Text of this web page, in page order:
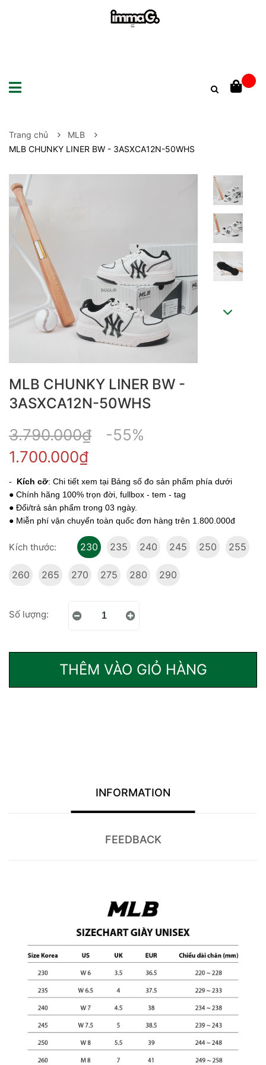
Trang chủ
MLB
MLB CHUNKY LINER BW - 3ASXCA12N-50WHS
MLB CHUNKY LINER BW -
3ASXCA12N-50WHS
3.790.000₫
-55%
1.700.000₫
- Kích cỡ: Chi tiết xem tại Bảng số đo sản phẩm phía dưới
● Chính hãng 100% trọn đời, fullbox - tem - tag
● Đổi/trả sản phẩm trong 03 ngày.
● Miễn phí vận chuyển toàn quốc đơn hàng trên 1.800.000đ
Kích thước: 230 235 240 245 250 255
260 265 270 275 280 290
Số lượng:
THÊM VÀO GIỎ HÀNG
INFORMATION
FEEDBACK